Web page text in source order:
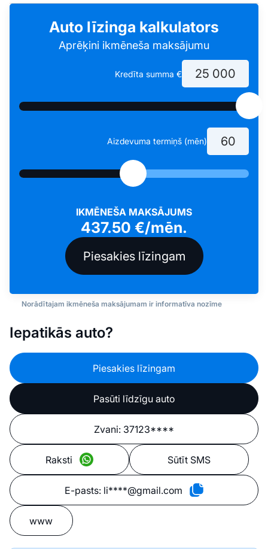
Auto līzinga kalkulators
Aprēķini ikmēneša maksājumu
Kredīta summa €
Aizdevuma termiņš (mēn)
IKMĒNEŠA MAKSĀJUMS
437.50 €/mēn.
Norādītajam ikmēneša maksājumam ir informatīva nozīme
Iepatikās auto?
Piesakies līzingam
Pasūti līdzīgu auto
Zvani: 37123****
Raksti Sūtīt SMS
E-pasts: li****@gmail.com
www